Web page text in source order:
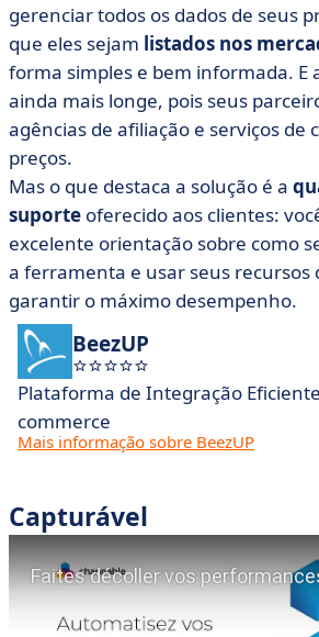
gerenciar todos os dados de seus
que eles sejam listados nos
forma simples e bem informada. E
ainda mais longe, pois seus
agências de afiliação e serviços de
preços.
Mas o que destaca a solução é a
suporte oferecido aos clientes:
excelente orientação sobre como
a ferramenta e usar seus
garantir o máximo desempenho.
BeezUP
Plataforma de Integração
commerce
Mais informação sobre BeezUP
Capturável